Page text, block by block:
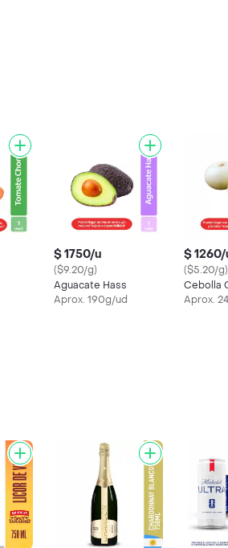
$ 1750/u
($9.20/g)
Aguacate Hass
Aprox. 190g/ud
$ 1260/
($5.20/g)
Cebolla
Aprox.